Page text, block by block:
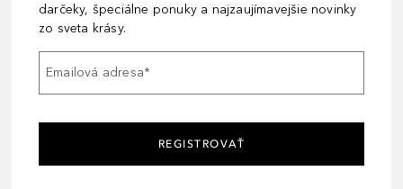
darčeky, špeciálne ponuky a najzaujímavejšie novinky
zo sveta krásy.
Emailová adresa*
REGISTROVAŤ